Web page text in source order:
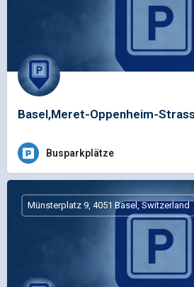
Basel,Meret-Oppenheim-
Busparkplätze
Münsterplatz 9, 4051 Basel, Switzerland